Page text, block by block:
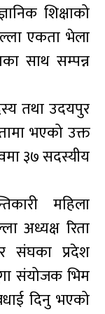
शिक्षाको
एकता भेला
साथ सम्पन्न
तथा उदयपुर
भएको उक्त
३७ सदस्यीय
महिला
अध्यक्ष रिता
संघका प्रदेश
संयोजक भिम
दिनु भएको